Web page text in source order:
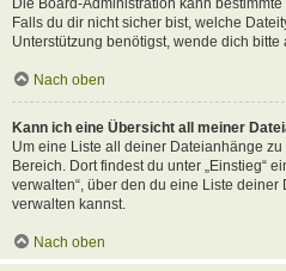
Falls du dir nicht sicher bist, welche
Unterstützung benötigst, wende dich bitte
Nach oben
Kann ich eine Übersicht all meiner
Um eine Liste all deiner Dateianhänge
Bereich. Dort findest du unter „Einstieg“
verwalten“, über den du eine Liste
verwalten kannst.
Nach oben